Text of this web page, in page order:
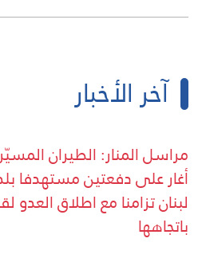
آخر الأخبار
مراسل المنار: الطيران
أغار على دفعتين مستهدفا
لبنان تزامنا مع اطلاق
باتجاهها